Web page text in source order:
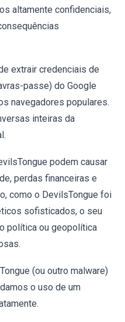
altamente confidenciais,
extrair credenciais de
passe) do Google
navegadores populares.
inteiras da
podem causar
perdas financeiras e
como o DevilsTongue foi
sofisticados, o seu
política ou geopolítica
(ou outro malware)
o uso de um